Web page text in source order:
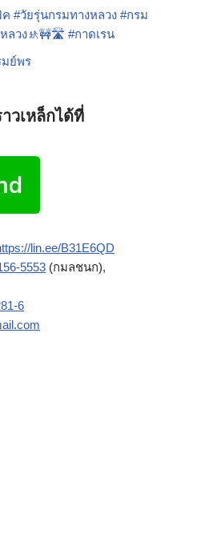
ค #วัยรุ่นกรมทางหลวง #กรม
ลวง🚸🚧🛣️ #กาดเรน
มย์พร
วเหล็กได้ที่
lin.ee/B31E6QD
5553 (กมลชนก),
6